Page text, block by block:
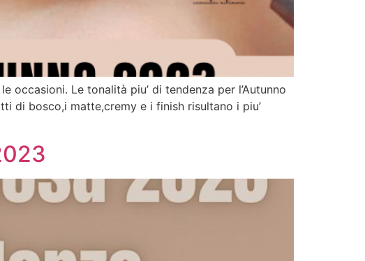
occasioni. Le tonalità piu’ di tendenza per l’Autunno
di bosco,i matte,cremy e i finish risultano i piu’